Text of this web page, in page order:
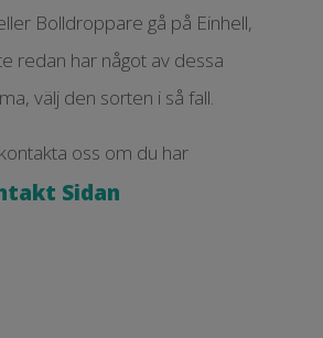
Bolldroppare gå på Einhell,
redan har något av dessa
välj den sorten i så fall.
oss om du har
Sidan